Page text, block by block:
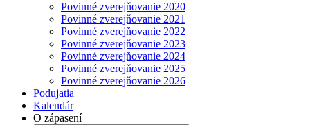
Povinné zverejňovanie 2020
Povinné zverejňovanie 2021
Povinné zverejňovanie 2022
Povinné zverejňovanie 2023
Povinné zverejňovanie 2024
Povinné zverejňovanie 2025
Povinné zverejňovanie 2026
Podujatia
Kalendár
O zápasení